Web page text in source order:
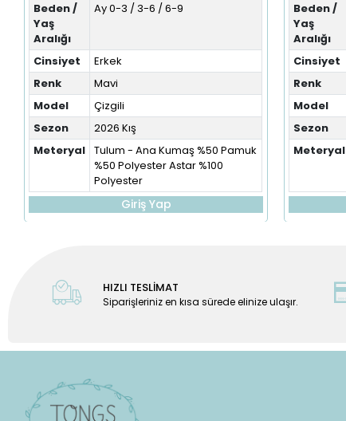
Beden /
Yaş
Aralığı
Ay 0-3 / 3-6 / 6-9
Cinsiyet
Erkek
Renk
Mavi
Model
Çizgili
Sezon
2026 Kış
Meteryal Tulum - Ana Kumaş %50 Pamuk
%50 Polyester Astar %100
Polyester
Giriş Yap
Beden /
Yaş
Aralığı
Cinsiyet
Renk
Model
Sezon
Meteryal
HIZLI TESLİMAT
Siparişleriniz en kısa sürede elinize ulaşır.